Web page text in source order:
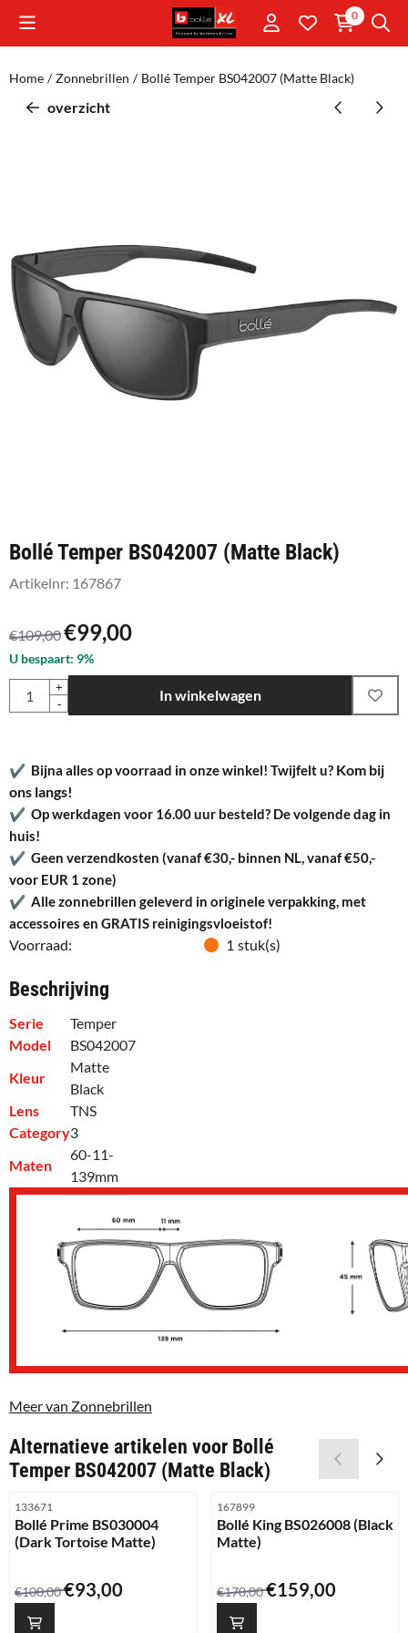
Cookievoorkeuren zijn momenteel gesloten. 0
Home / Zonnebrillen / Bollé Temper BS042007 (Matte Black)
overzicht
Bollé Temper BS042007 (Matte Black)
Artikelnr: 167867
€109,00€99,00
U bespaart: 9%
Aantal
+
-
In winkelwagen
✔ Bijna alles op voorraad in onze winkel! Twijfelt u? Kom bij
ons langs!
✔ Op werkdagen voor 16.00 uur besteld? De volgende dag in
huis!
✔ Geen verzendkosten (vanaf €30,- binnen NL, vanaf €50,-
voor EUR 1 zone)
✔ Alle zonnebrillen geleverd in originele verpakking, met
accessoires en GRATIS reinigingsvloeistof!
Voorraad: 1 stuk(s)
Beschrijving
Serie
Temper
Model
BS042007
Kleur
Matte
Black
Lens
TNS
Category3
Maten
60-11-
139mm
Meer van Zonnebrillen
Alternatieve artikelen voor Bollé
Temper BS042007 (Matte Black)
Artikelnummer
133671
Bollé Prime BS030004
(Dark Tortoise Matte)
Van 100,00 voor 93,00
€100,00€93,00
Artikelnummer
167899
Bollé King BS026008 (Black
Matte)
Van 170,00 voor 159,00
€170,00€159,00